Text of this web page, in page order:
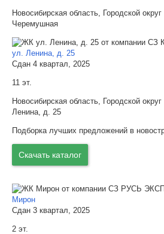
Новосибирская область, Городской
Черемушная
ул. Ленина, д. 25
Сдан 4 квартал, 2025
11 эт.
Новосибирская область, Городской
Ленина, д. 25
Подборка лучших предложений в
Скачать каталог
Мирон
Сдан 3 квартал, 2025
2 эт.